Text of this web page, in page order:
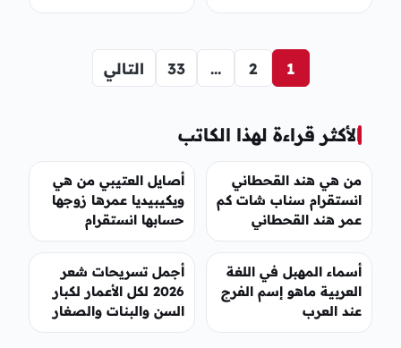
1
2
…
33 التالي
الأكثر قراءة لهذا الكاتب
من هي هند القحطاني
انستقرام سناب شات كم
عمر هند القحطاني
أصايل العتيبي من هي
ويكيبيديا عمرها زوجها
حسابها انستقرام
أسماء المهبل في اللغة
العربية ماهو إسم الفرج
عند العرب
أجمل تسريحات شعر
2026 لكل الأعمار لكبار
السن والبنات والصغار